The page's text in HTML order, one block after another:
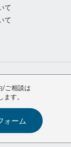
て
て
/ご相談は
す。
ォーム